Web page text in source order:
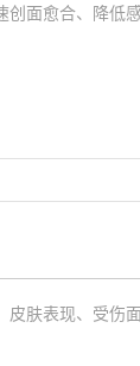
面愈合、降低
肤表现、受伤